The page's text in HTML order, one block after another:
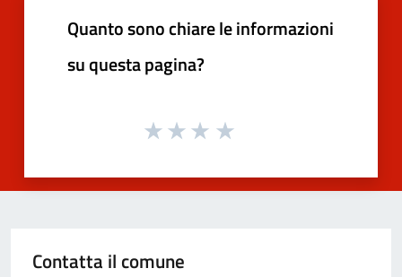
Quanto sono chiare le informazioni
su questa pagina?
Contatta il comune